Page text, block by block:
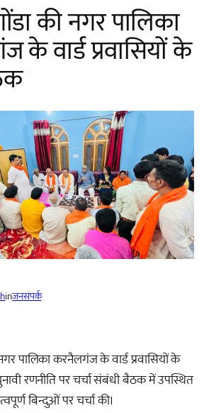
की नगर पालिका
वार्ड प्रवासियों के
inजनसंपर्क
पालिका करनैलगंज के वार्ड प्रवासियों के
रणनीति पर चर्चा संबंधी बैठक में उपस्थित
बिन्दुओं पर चर्चा की।